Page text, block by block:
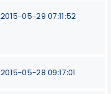
2015-05-29 07:11:52
2015-05-28 09:17:01